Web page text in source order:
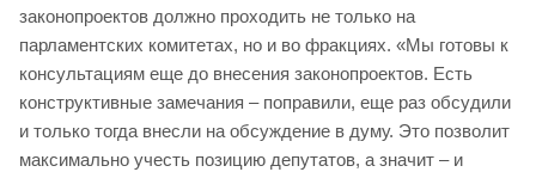
законопроектов должно проходить не только на
парламентских комитетах, но и во фракциях. «Мы готовы к
консультациям еще до внесения законопроектов. Есть
конструктивные замечания – поправили, еще раз обсудили
и только тогда внесли на обсуждение в думу. Это позволит
максимально учесть позицию депутатов, а значит – и